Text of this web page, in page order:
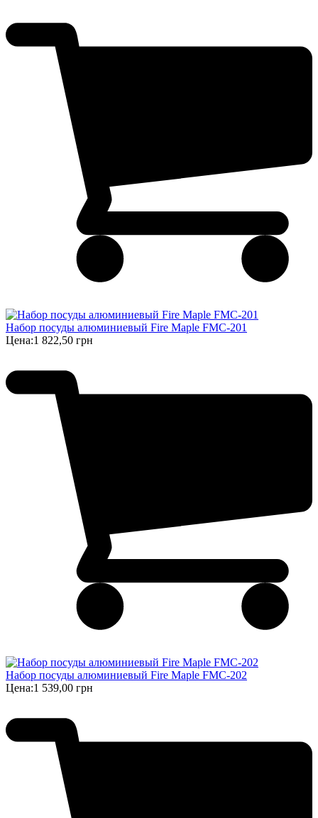
Набор посуды алюминиевый Fire Maple FMC-201
Цена:1 822,50 грн
Набор посуды алюминиевый Fire Maple FMC-202
Цена:1 539,00 грн